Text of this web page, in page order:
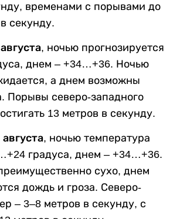
временами с порывами до
секунду.
ночью прогнозируется
днем – +34…+36. Ночью
а днем возможны
Порывы северо-западного
13 метров в секунду.
ночью температура
градуса, днем – +34…+36.
сухо, днем
дождь и гроза. Северо-
– 3–8 метров в секунду, с